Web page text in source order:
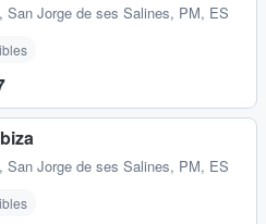
, San Jorge de ses Salines, PM, ES
, San Jorge de ses Salines, PM, ES